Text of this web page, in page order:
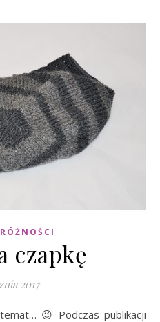
RÓŻNOŚCI
czapkę
2017